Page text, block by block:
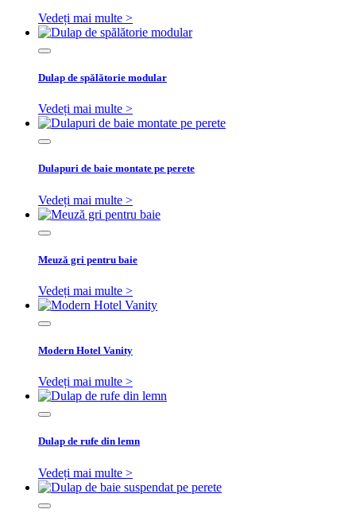
Vedeți mai multe >
Dulap de spălătorie modular
Vedeți mai multe >
Dulapuri de baie montate pe perete
Vedeți mai multe >
Meuză gri pentru baie
Vedeți mai multe >
Modern Hotel Vanity
Vedeți mai multe >
Dulap de rufe din lemn
Vedeți mai multe >